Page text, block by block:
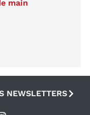
main
NEWSLETTERS